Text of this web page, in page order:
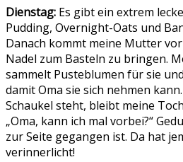
Dienstag: Es gibt ein extrem
Pudding, Overnight-Oats und
Danach kommt meine Mutter
Nadel zum Basteln zu bringen.
sammelt Pusteblumen für sie
damit Oma sie sich nehmen
Schaukel steht, bleibt meine
„Oma, kann ich mal vorbei?“
zur Seite gegangen ist. Da hat
verinnerlicht!